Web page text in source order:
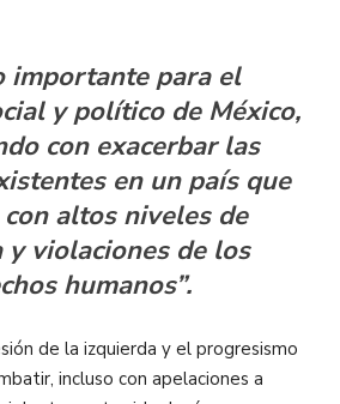
importante para el
y político de México,
con exacerbar las
en un país que
altos niveles de
y violaciones de los
humanos”.
de la izquierda y el progresismo
incluso con apelaciones a